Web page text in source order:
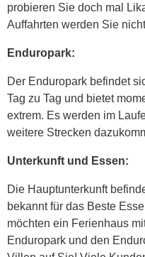
probieren Sie doch mal
Auffahrten werden Sie
Enduropark:
Der Enduropark befindet
Tag zu Tag und bietet
extrem. Es werden im
weitere Strecken
Unterkunft und Essen:
Die Hauptunterkunft
bekannt für das Beste
möchten ein Ferienhaus
Enduropark und den